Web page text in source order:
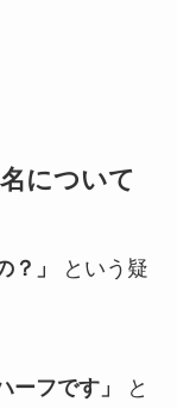
について
？」
という疑
ーフです」
と